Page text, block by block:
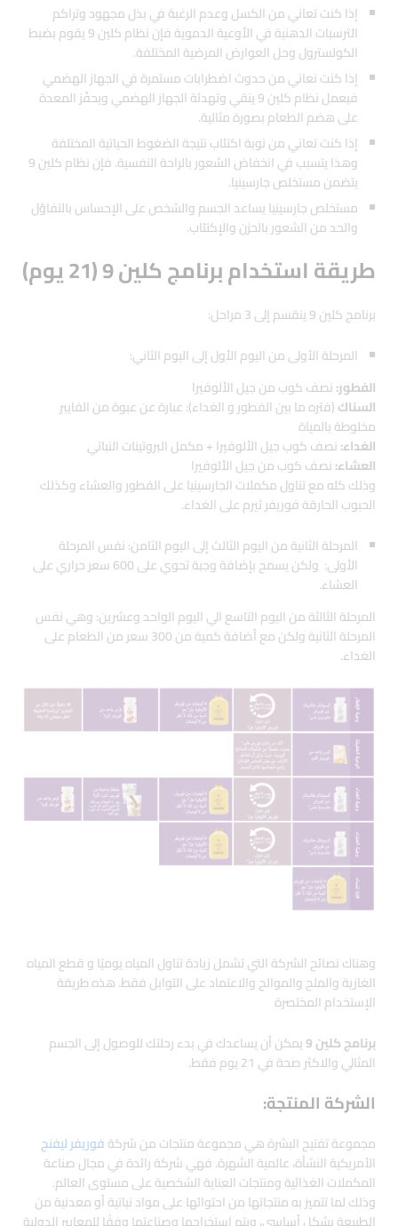
إذا كنت تعاني من الكسل وعدم الرغبة في بذل مجهود وتراكم
الترسبات الدهنية في الأوعية الدموية فإن نظام كلين 9 يقوم بضبط
الكولسترول وحل العوارض المرضية المختلفة.
إذا كنت نعاني من حدوث اضطرابات مستمرة في الجهاز الهضمي
فيعمل نظام كلين 9 ينقي وتهدئة الجهاز الهضمي ويحفّز المعدة
على هضم الطعام بصورة مثالية.
إذا كنت تعاني من نوبة اكتئاب نتيجة الضغوط الحياتية المختلفة
وهذا يتسبب في انخفاض الشعور بالراحة النفسية. فإن نظام كلين 9
يتضمن مستخلص جارسينيا.
مستخلص جارسينيا يساعد الجسم والشخص على الإحساس بالتفاؤل
والحد من الشعور بالحزن والإكتئاب.
طريقة استخدام برنامج كلين 9 (21 يوم)
برنامج كلين 9 ينقسم إلى 3 مراحل:
المرحلة الأولى من اليوم الأول إلى اليوم الثاني:
الفطور:نصف كوب من جيل الألوفيرا
السناك(فتره ما بين الفطور و الغداء): عبارة عن عبوة من الفايبر
مخلوطة بالمياة
الغداء:نصف كوب جيل الألوفيرا + مكمل البروتينات النباتي
العشاء:نصف كوب من جيل الألوفيرا
وذلك كله مع تناول مكملات الجارسينيا على الفطور والعشاء وكذلك
الحبوب الحارقة فوريفر ثيرم على الغداء.
المرحلة الثانية من اليوم الثالث إلى اليوم الثامن: نفس المرحلة
الأولى: ولكن يسمح بإضافة وجبة تحوي على 600 سعر حراري على
العشاء.
المرحلة الثالثة من اليوم التاسع الي اليوم الواحد وعشرين: وهي نفس
المرحلة الثانية ولكن مع أضافة كمية من 300 سعر من الطعام على
الغداء.
وهناك نصائح الشركة التي تشمل زيادة تناول المياه يوميًا و قطع المياه
الغازية والملح والموالح والاعتماد على التوابل فقط. هذه طريقة
الإستخدام المختصرة
برنامج كلين 9
يمكن أن يساعدك في بدء رحلتك للوصول إلى الجسم
المثالي والاكثر صحة في 21 يوم فقط.
الشركة المنتجة:
مجموعة تفتيح البشرة هي مجموعة منتجات من شركةفوريفر ليفنج
الأمريكية النشأة، عالمية الشهرة. فهي شركة رائدة في مجال صناعة
المكملات الغذائية ومنتجات العناية الشخصية على مستوى العالم.
وذلك لما تتميز به منتجاتها من احتوائها على مواد نباتية أو معدنية من
الطبيعة بشكل أساسي، ويتم استخراجها وصناعتها وفقًا للمعايير الدولية